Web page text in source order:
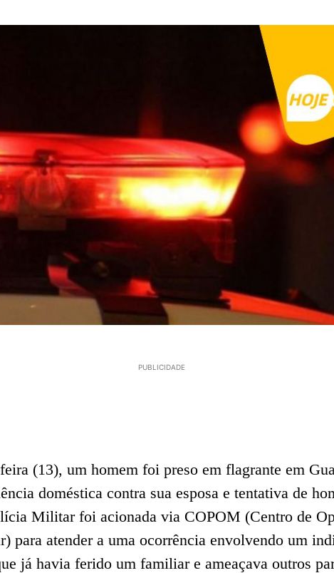
PUBLICIDADE
(13), um homem foi preso em flagrante em
doméstica contra sua esposa e tentativa de
Militar foi acionada via COPOM (Centro de
para atender a uma ocorrência envolvendo um
já havia ferido um familiar e ameaçava outros